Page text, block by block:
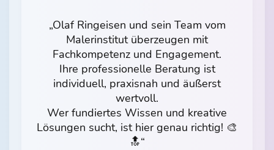
„Olaf Ringeisen und sein Team vom
Malerinstitut überzeugen mit
Fachkompetenz und Engagement.
Ihre professionelle Beratung ist
individuell, praxisnah und äußerst
wertvoll.
Wer fundiertes Wissen und kreative
Lösungen sucht, ist hier genau richtig! 🎨
🔝“